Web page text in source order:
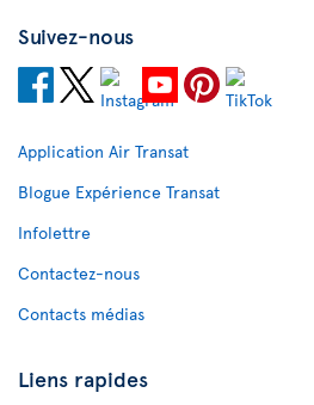
Suivez-nous
Application Air Transat
Blogue Expérience Transat
Infolettre
Contactez-nous
Contacts médias
Liens rapides